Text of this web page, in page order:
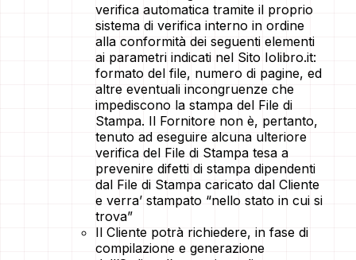
verifica automatica tramite il proprio
sistema di verifica interno in ordine
alla conformità dei seguenti elementi
ai parametri indicati nel Sito Iolibro.it:
formato del file, numero di pagine, ed
altre eventuali incongruenze che
impediscono la stampa del File di
Stampa. Il Fornitore non è, pertanto,
tenuto ad eseguire alcuna ulteriore
verifica del File di Stampa tesa a
prevenire difetti di stampa dipendenti
dal File di Stampa caricato dal Cliente
e verra’ stampato “nello stato in cui si
trova”
Il Cliente potrà richiedere, in fase di
compilazione e generazione